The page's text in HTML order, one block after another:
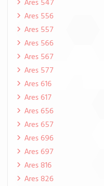
Ares 547
Ares 556
Ares 557
Ares 566
Ares 567
Ares 577
Ares 616
Ares 617
Ares 656
Ares 657
Ares 696
Ares 697
Ares 816
Ares 826